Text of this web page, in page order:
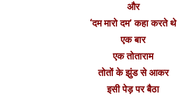
और
‘दम मारो दम’ कहा करते थे
एक बार
एक तोताराम
तोतों के झुंड से आकर
इसी पेड़ पर बैठा